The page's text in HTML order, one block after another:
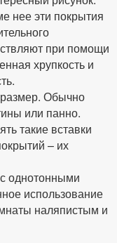
нее эти покрытия
при помощи
хрупкость и
Обычно
или панно.
такие вставки
– их
однотонными
использование
наляпистым и